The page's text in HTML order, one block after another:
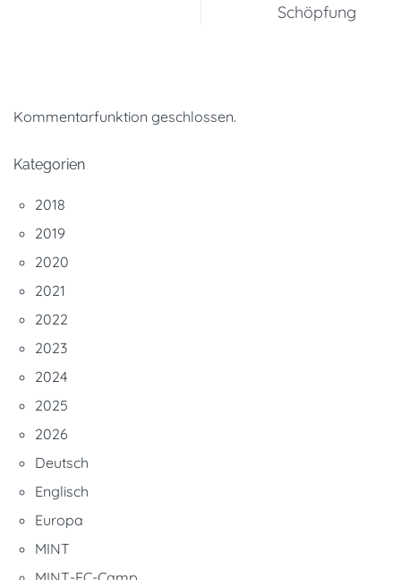
Schöpfung
Kommentarfunktion geschlossen.
Kategorien
2018
2019
2020
2021
2022
2023
2024
2025
2026
Deutsch
Englisch
Europa
MINT